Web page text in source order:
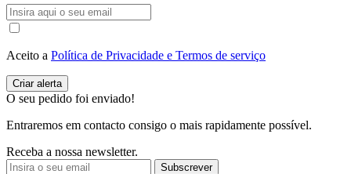
Aceito a Política de Privacidade e Termos de serviço
O seu pedido foi enviado!
Entraremos em contacto consigo o mais rapidamente possível.
Receba a nossa newsletter.
Subscrever